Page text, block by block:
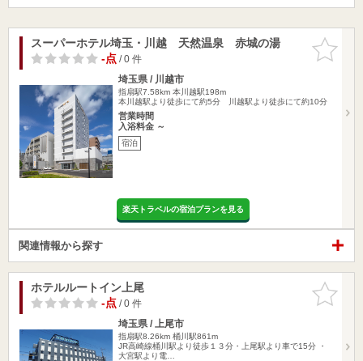
お気に入
りに追加
スーパーホテル埼玉・川越 天然温泉 赤城の湯
-点/ 0 件
埼玉県 / 川越市
指扇駅7.58km 本川越駅198m
本川越駅より徒歩にて約5分 川越駅より徒歩にて約10分
営業時間
入浴料金 ～
宿泊
楽天トラベルの宿泊プランを見る
関連情報から探す
お気に入
りに追加
ホテルルートイン上尾
-点/ 0 件
埼玉県 / 上尾市
指扇駅8.26km 桶川駅861m
JR高崎線桶川駅より徒歩１３分・上尾駅より車で15分 ・
大宮駅より電…